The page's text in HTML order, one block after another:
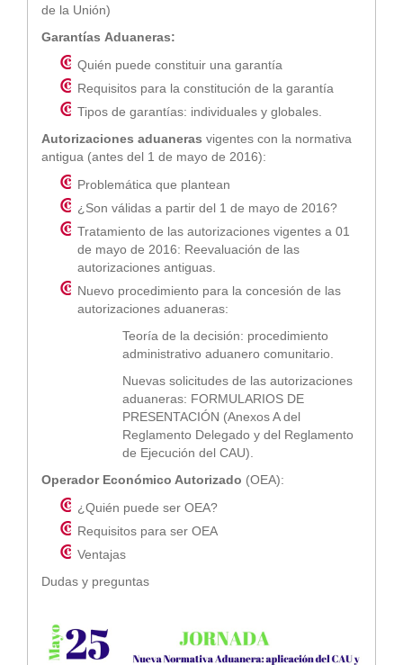
de la Unión)
Garantías Aduaneras:
Quién puede constituir una garantía
Requisitos para la constitución de la garantía
Tipos de garantías: individuales y globales.
Autorizaciones aduaneras vigentes con la normativa
antigua (antes del 1 de mayo de 2016):
Problemática que plantean
¿Son válidas a partir del 1 de mayo de 2016?
Tratamiento de las autorizaciones vigentes a 01
de mayo de 2016: Reevaluación de las
autorizaciones antiguas.
Nuevo procedimiento para la concesión de las
autorizaciones aduaneras:
Teoría de la decisión: procedimiento
administrativo aduanero comunitario.
Nuevas solicitudes de las autorizaciones
aduaneras: FORMULARIOS DE
PRESENTACIÓN (Anexos A del
Reglamento Delegado y del Reglamento
de Ejecución del CAU).
Operador Económico Autorizado (OEA):
¿Quién puede ser OEA?
Requisitos para ser OEA
Ventajas
Dudas y preguntas